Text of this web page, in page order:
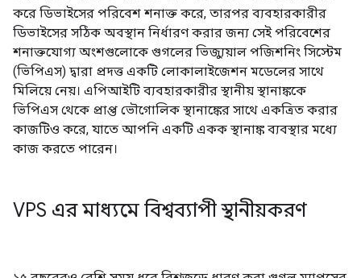
করে ডিভাইসের পরিবেশ শনাক্ত করে, তারপর ব্যবহারকারীর
ডিভাইসের সঠিক অবস্থান নির্ধারণ করার জন্য সেই পরিবেশের
শনাক্তযোগ্য অংশগুলোকে গুগলের ভিজ্যুয়াল পজিশনিং সিস্টেম
(ভিপিএস) দ্বারা প্রদত্ত একটি লোকালাইজেশন মডেলের সাথে
মিলিয়ে নেয়। এপিআইটি ব্যবহারকারীর স্থানীয় স্থানাঙ্ককে
ভিপিএস থেকে প্রাপ্ত ভৌগোলিক স্থানাঙ্কের সাথে একত্রিত করার
কাজটিও করে, যাতে আপনি একটি একক স্থানাঙ্ক ব্যবস্থার মধ্যে
কাজ করতে পারেন।
VPS এর মাধ্যমে বিশ্বব্যাপী স্থানীয়করণ